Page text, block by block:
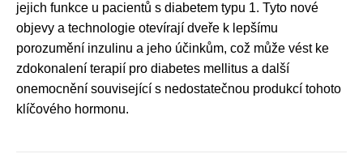
jejich funkce u pacientů s diabetem typu 1. Tyto nové
objevy a technologie otevírají dveře k lepšímu
porozumění inzulinu a jeho účinkům, což může vést ke
zdokonalení terapií pro diabetes mellitus a další
onemocnění související s nedostatečnou produkcí tohoto
klíčového hormonu.